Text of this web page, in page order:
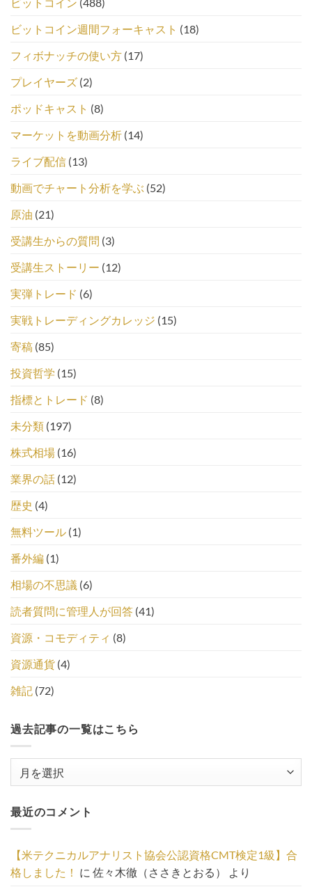
ビットコイン (488)
ビットコイン週間フォーキャスト (18)
フィボナッチの使い方 (17)
プレイヤーズ (2)
ポッドキャスト (8)
マーケットを動画分析 (14)
ライブ配信 (13)
動画でチャート分析を学ぶ (52)
原油 (21)
受講生からの質問 (3)
受講生ストーリー (12)
実弾トレード (6)
実戦トレーディングカレッジ (15)
寄稿 (85)
投資哲学 (15)
指標とトレード (8)
未分類 (197)
株式相場 (16)
業界の話 (12)
歴史 (4)
無料ツール (1)
番外編 (1)
相場の不思議 (6)
読者質問に管理人が回答 (41)
資源・コモディティ (8)
資源通貨 (4)
雑記 (72)
過去記事の一覧はこちら
事
の
覧
は
最近のコメント
【米テクニカルアナリスト協会公認資格CMT検定1級】合
格しました！ に 佐々木徹（ささきとおる） より